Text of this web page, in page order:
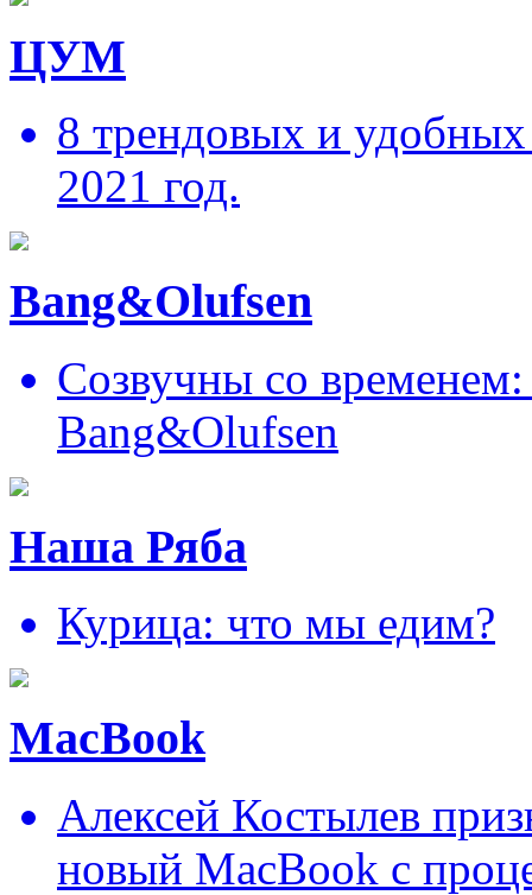
ЦУМ
8 трендовых и удобных
2021 год.
Bang&Olufsen
Созвучны со временем:
Bang&Olufsen
Наша Ряба
Курица: что мы едим?
MacBook
Алексей Костылев
новый MacBook c